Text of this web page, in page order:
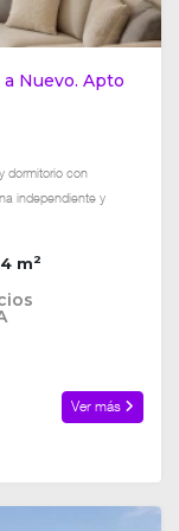
Nuevo. Apto
dormitorio con
independiente y
m2
Ver más